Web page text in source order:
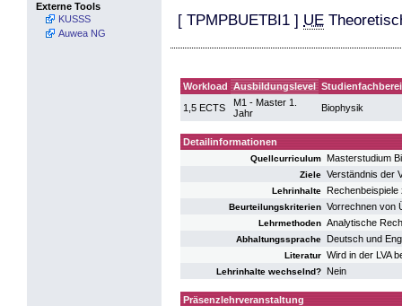
Externe Tools
KUSSS
Auwea NG
[ TPMPBUETBI1 ] UE
Workload Ausbildungslevel
1,5 ECTS
M1 - Master 1.
Jahr
Biophysik
Detailinformationen
Quellcurriculum Masterstudium
Ziele Verständnis der
Lehrinhalte Rechenbeispiele
Beurteilungskriterien Vorrechnen von
Lehrmethoden Analytische
Abhaltungssprache Deutsch und
Literatur Wird in der LVA
Lehrinhalte wechselnd? Nein
Präsenzlehrveranstaltung